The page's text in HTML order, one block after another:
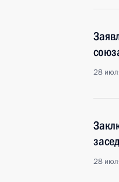
28
28